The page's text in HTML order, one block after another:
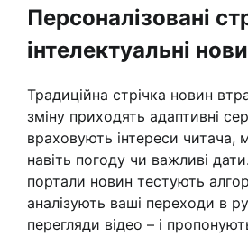
Персоналізовані
інтелектуальні
Традиційна стрічка новин
зміну приходять адаптивні
враховують інтереси читача,
навіть погоду чи важливі
портали новин тестують
аналізують ваші переходи в
перегляди відео – і